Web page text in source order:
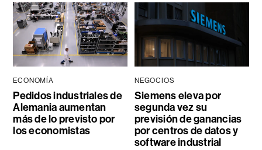
ECONOMÍA
Pedidos industriales de
Alemania aumentan
más de lo previsto por
los economistas
NEGOCIOS
Siemens eleva por
segunda vez su
previsión de ganancias
por centros de datos y
software industrial